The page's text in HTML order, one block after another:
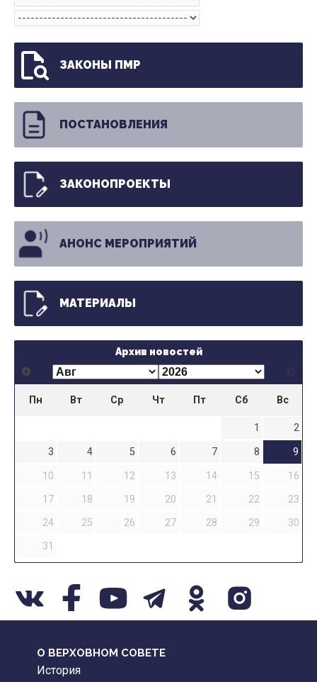
ЗАКОНЫ ПМР
ПОСТАНОВЛЕНИЯ
ЗАКОНОПРОЕКТЫ
АНОНС МЕРОПРИЯТИЙ
МАТЕРИАЛЫ
Архив новостей
Пн Вт Ср Чт Пт Сб Вс
1
2
3
4 5 6 7 8
9
10
11 12 13 14 15
16
17
18 19 20 21 22
23
24
25 26 27 28 29
30
31
О ВЕРХОВНОМ СОВЕТЕ
История